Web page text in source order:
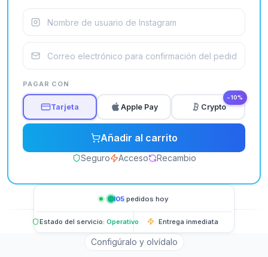
PAGAR CON
Tarjeta Apple Pay Crypto
−10%
Añadir al carrito
Seguro Acceso Recambio
1,105 pedidos hoy
Estado del servicio: Operativo Entrega inmediata
Configúralo y olvídalo